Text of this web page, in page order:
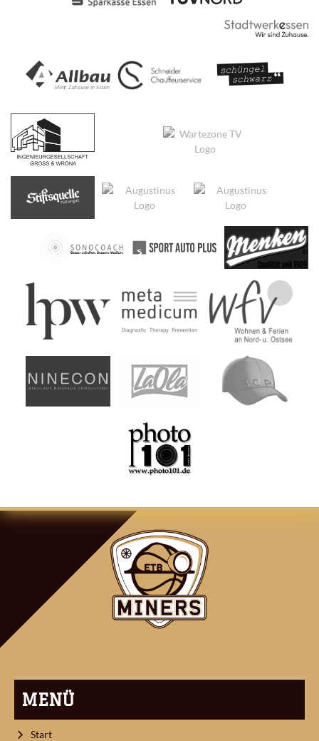
ARTIKEL-
NAVIGATION
MENÜ
Start